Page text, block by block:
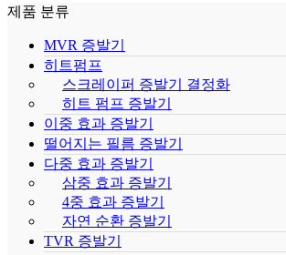
제품 분류
MVR 증발기
히트펌프
스크레이퍼 증발기 결정화
히트 펌프 증발기
이중 효과 증발기
떨어지는 필름 증발기
다중 효과 증발기
삼중 효과 증발기
4중 효과 증발기
자연 순환 증발기
TVR 증발기